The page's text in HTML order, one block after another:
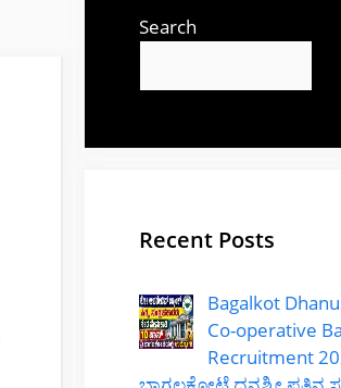
Search
Recent Posts
Bagalkot
Co-operative
Recruitment